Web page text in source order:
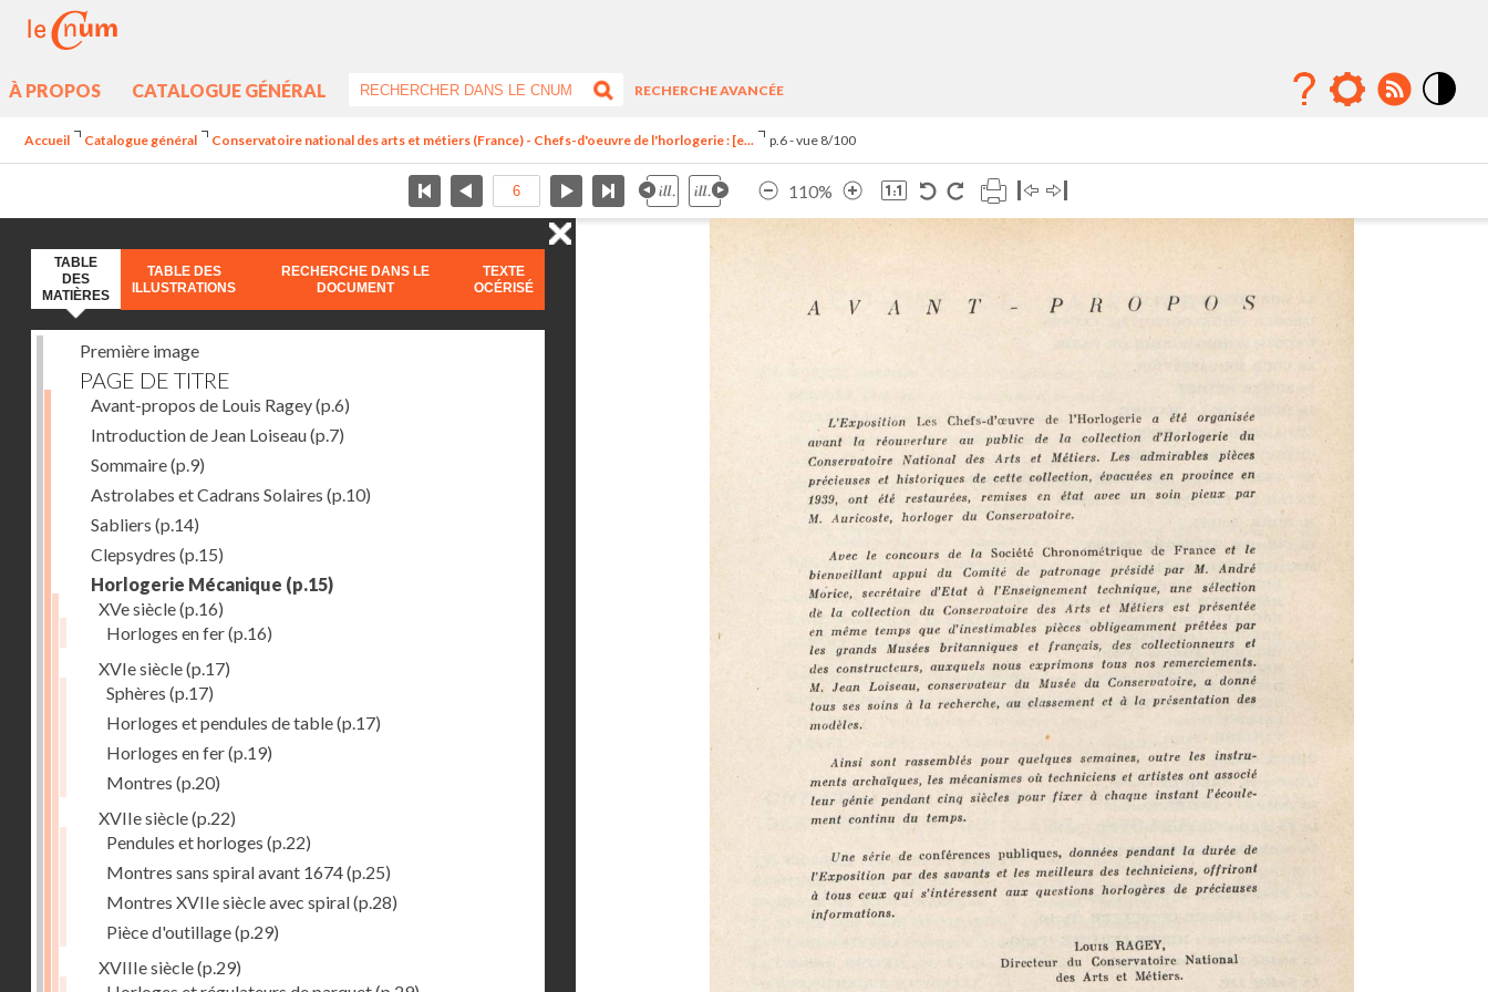
À PROPOS CATALOGUE GÉNÉRAL
RECHERCHE AVANCÉE
Accueil Catalogue général Conservatoire national des arts et métiers (France) - Chefs-d'oeuvre de l'horlogerie : [e... p.6 - vue 8/100
110%
TABLE
DES
MATIÈRES
TABLE DES
ILLUSTRATIONS
RECHERCHE DANS LE
DOCUMENT
TEXTE
OCÉRISÉ
Première image
PAGE DE TITRE
Avant-propos de Louis Ragey(p.6)
Introduction de Jean Loiseau(p.7)
Sommaire(p.9)
Astrolabes et Cadrans Solaires (p.10)
Sabliers (p.14)
Clepsydres (p.15)
Horlogerie Mécanique (p.15)
XVe siècle(p.16)
Horloges en fer(p.16)
XVIe siècle(p.17)
Sphères (p.17)
Horloges et pendules de table(p.17)
Horloges en fer(p.19)
Montres (p.20)
XVIIe siècle(p.22)
Pendules et horloges (p.22)
Montres sans spiral avant 1674(p.25)
Montres XVIIe siècle avec spiral(p.28)
Pièce d'outillage(p.29)
XVIIIe siècle(p.29)